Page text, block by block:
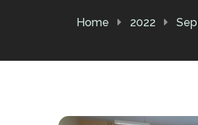
Home 2022